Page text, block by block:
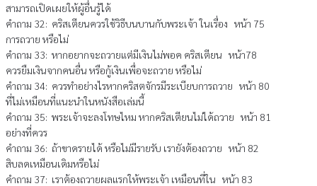
สามารถเปิดเผยให้ผู้อื่นรู้ได้
คำถาม 32: คริสเตียนควรใช้วิธีบนบานกับพระเจ้า ในเรื่อง หน้า 75
การถวาย หรือไม่
คำถาม 33: หากอยากจะถวายแต่มีเงินไม่พอค คริสเตียน หน้า78
ควรยืมเงินจากคนอื่น หรือกู้เงินเพื่อจะถวาย หรือไม่
คำถาม 34: ควรทำอย่างไรหากคริสตจักรมีระเบียบการถวาย หน้า 80
ที่ไม่เหมือนที่แนะนำในหนังสือเล่มนี้
คำถาม 35: พระเจ้าจะลงโทษไหม หากคริสเตียนไม่ได้ถวาย หน้า 81
อย่างที่ควร
คำถาม 36: ถ้าขาดรายได้ หรือไม่มีรายรับ เรายังต้องถวาย หน้า 82
สิบลดเหมือนเดิมหรือไม่
คำถาม 37: เราต้องถวายผลแรกให้พระเจ้า เหมือนที่ใน หน้า 83